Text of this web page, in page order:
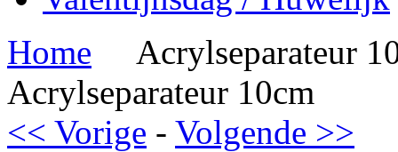
Home
Acrylseparateur
Acrylseparateur 10cm
<< Vorige - Volgende >>